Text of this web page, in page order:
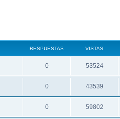
RESPUESTAS VISTAS
0R
e
p
u
53524V
i
t
a
0R
e
43539V
i
0R
59802V